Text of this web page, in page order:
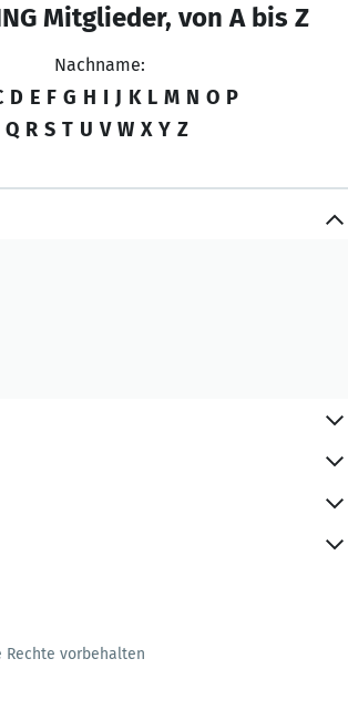
Mitglieder, von A bis Z
Nachname:
D E F G H I J K L M N O P
Q R S T U V W X Y Z
Rechte vorbehalten